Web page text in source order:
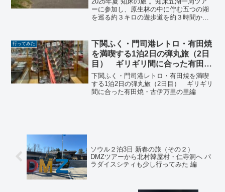
ーに参加し、原生林の中に佇む五つの湖
を巡る約３キロの遊歩道を約３時間かけ
グ。オシンコシンの滝を見学し、夕日に
浮かぶ天に続く道に感動！
行ってみた
下関ふく・門司港レトロ・有田焼
を満喫する1泊2日の弾丸旅（2日
目） ギリギリ間に合った有田
焼・古伊万里の里編
下関ふく・門司港レトロ・有田焼を満喫
する1泊2日の弾丸旅（2日目） ギリギリ
間に合った有田焼・古伊万里の里編
ソウル２泊3日 新春の旅（その２）
DMZツアーから北村韓屋村・仁寺洞へ パ
ラダイスシティも少し行ってみた 編